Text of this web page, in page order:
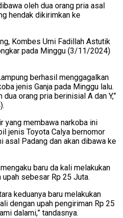
oleh dua orang pria asal
hendak dikirimkan ke
Kombes Umi Fadillah Astutik
pada Minggu (3/11/2024)
berhasil menggagalkan
jenis Ganja pada Minggu lalu.
orang pria berinisial A dan Y,”
yang membawa narkoba ini
jenis Toyota Calya bernomor
asal Padang dan akan dibawa ke
baru da kali melakukan
sebesar Rp 25 Juta.
keduanya baru melakukan
dengan upah pengiriman Rp 25
dalami,” tandasnya.